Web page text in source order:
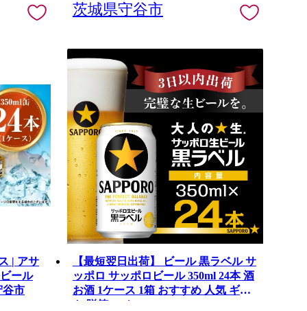
茨城県守谷市
| アサ
ール
谷市
【最短翌日出荷】 ビール 黒ラベル サ
ッポロ サッポロビール 350ml 24本 酒
お酒 1ケース 1箱 おすすめ 人気 ギフ
ト 贈答 24 ケース